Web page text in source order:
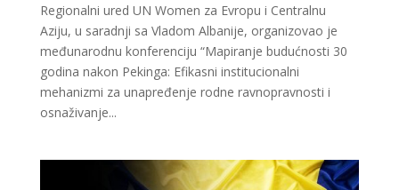
Regionalni ured UN Women za Evropu i Centralnu
Aziju, u saradnji sa Vladom Albanije, organizovao je
međunarodnu konferenciju “Mapiranje budućnosti 30
godina nakon Pekinga: Efikasni institucionalni
mehanizmi za unapređenje rodne ravnopravnosti i
osnaživanje...